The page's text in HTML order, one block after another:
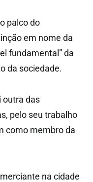
palco do
em nome da
fundamental” da
da sociedade.
outra das
pelo seu trabalho
como membro da
na cidade